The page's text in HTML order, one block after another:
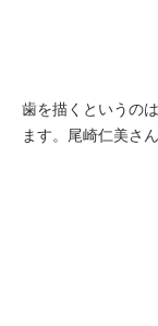
歯を描くというの
ます。尾崎仁美さ